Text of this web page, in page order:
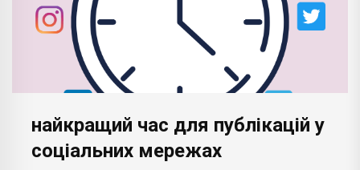
найкращий час для публікацій у
соціальних мережах